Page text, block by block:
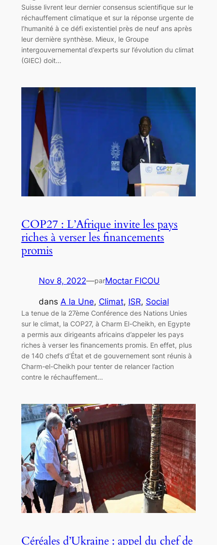
Suisse livrent leur dernier consensus scientifique sur le
réchauffement climatique et sur la réponse urgente de
l’humanité à ce défi existentiel près de neuf ans après
leur dernière synthèse. Mieux, le Groupe
intergouvernemental d’experts sur l’évolution du climat
(GIEC) doit…
COP27 : L’Afrique invite les pays
riches à verser les financements
promis
Nov 8, 2022—parMoctar FICOU
dans A la Une, Climat, ISR, Social
La tenue de la 27ème Conférence des Nations Unies
sur le climat, la COP27, à Charm El-Cheikh, en Egypte
a permis aux dirigeants africains d’appeler les pays
riches à verser les financements promis. En effet, plus
de 140 chefs d’État et de gouvernement sont réunis à
Charm-el-Cheikh pour tenter de relancer l’action
contre le réchauffement…
Céréales d’Ukraine : appel du chef de